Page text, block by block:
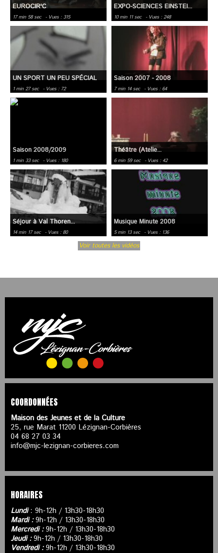
EUROCIR'C
17 min 58 sec - Vues : 315
EXPO-SCIENCES EINSTEI...
10 min 11 sec - Vues : 248
UN SPORT UN PEU SPÉCIAL
1 min 27 sec - Vues : 72
Saison 2007 - 2008
7 min 14 sec - Vues : 64
Saison 2008/2009
1 min 33 sec - Vues : 180
Théâtre (Atelie...
6 min 59 sec - Vues : 42
Séjour à Val Thoren...
14 min 17 sec - Vues : 80
Musique Minute 2008
5 min 13 sec - Vues : 136
Voir toutes les vidéos
COORDONNÉES
Maison des Jeunes et de la Culture
25, rue Marat 11200 Lézignan-Corbières
04 68 27 03 34
info@mjc-lezignan-corbieres.com
HORAIRES
Lundi: 9h-12h / 13h30-18h30
Mardi :9h-12h / 13h30-18h30
Mercredi :9h-12h / 13h30-18h30
Jeudi :9h-12h / 13h30-18h30
Vendredi :9h-12h / 13h30-18h30